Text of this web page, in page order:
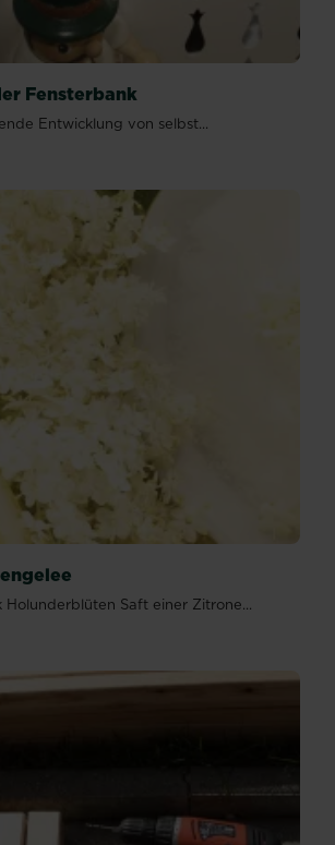
Fensterbank
Entwicklung von selbst...
auf der Fensterbank
Saft einer Zitrone...